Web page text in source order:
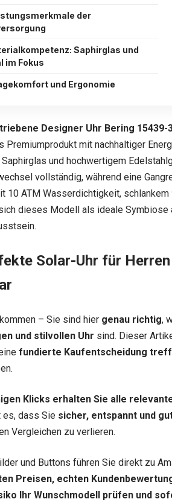
der
Saphirglas und
im Fokus
und Ergonomie
Designer Uhr Bering 15439-
Premiumprodukt mit nachhaltiger
und hochwertigem
vollständig, während eine
10 ATM Wasserdichtigkeit,
dieses Modell als ideale Symbiose
Solar-Uhr für
– Sie sind hier genau richtig,
und stilvollen Uhr sind. Dieser
fundierte Kaufentscheidung
Klicks erhalten Sie alle
dass Sie sicher, entspannt und
Vergleichen zu verlieren.
und Buttons führen Sie direkt zu
Preisen, echten
Ihr Wunschmodell prüfen und